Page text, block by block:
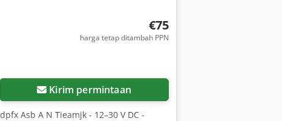
€75
harga tetap ditambah PPN
Kirim permintaan
Asb A N Tieamjk - 12–30 V DC -